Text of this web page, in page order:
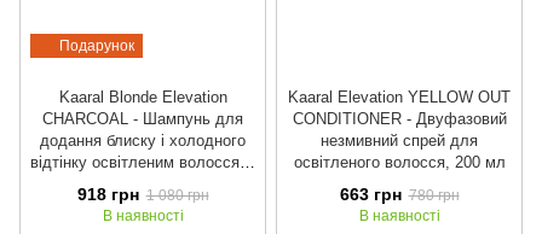
Подарунок
Kaaral Blonde Elevation
CHARCOAL - Шампунь для
додання блиску і холодного
відтінку освітленим волоссям,
918 грн 1 080 грн
В наявності
Kaaral Elevation YELLOW OUT
CONDITIONER - Двуфазовий
незмивний спрей для
освітленого волосся, 200 мл
663 грн 780 грн
В наявності